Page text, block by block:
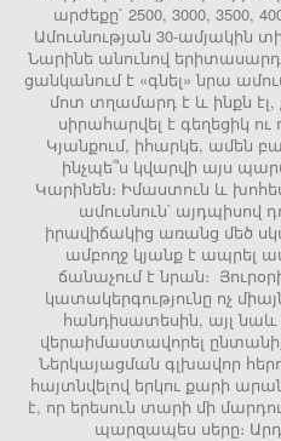
արժեքը` 2500, 3000, 3500,
Ամուսնության 30-ամյակին
Նարինե անունով
ցանկանում է «գնել» նրա
մոտ տղամարդ է և ինքն էլ,
սիրահարվել է գեղեցիկ
Կյանքում, իհարկե, ամեն
ինչպե՞ս կվարվի այս
Կարինեն։ Իմաստուն և
ամուսնուն՝ այդպիսով
իրավիճակից առանց մեծ
ամբողջ կյանք է ապրել
ճանաչում է նրան։
կատակերգությունը ոչ
հանդիսատեսին, այլ
վերաիմաստավորել
Ներկայացման գլխավոր
հայտնվելով երկու քարի
է, որ երեսուն տարի մի
պարզապես սերը։